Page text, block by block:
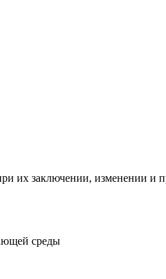
их заключении, изменении и
среды